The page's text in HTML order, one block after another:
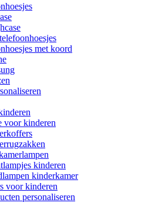
met koord
voor kinderen
kinderen
kinderkamer
voor kinderen
personaliseren